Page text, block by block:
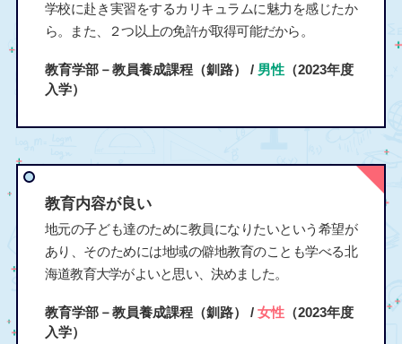
学校に赴き実習をするカリキュラムに魅力を感じたか
ら。また、２つ以上の免許が取得可能だから。
教育学部－教員養成課程（釧路） / 男性（2023年度
入学）
教育内容が良い
地元の子ども達のために教員になりたいという希望が
あり、そのためには地域の僻地教育のことも学べる北
海道教育大学がよいと思い、決めました。
教育学部－教員養成課程（釧路） / 女性（2023年度
入学）